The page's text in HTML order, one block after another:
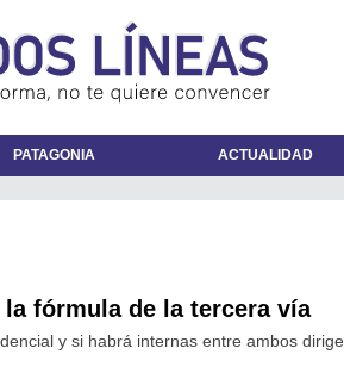
PATAGONIA ACTUALIDAD
fórmula de la tercera vía
y si habrá internas entre ambos